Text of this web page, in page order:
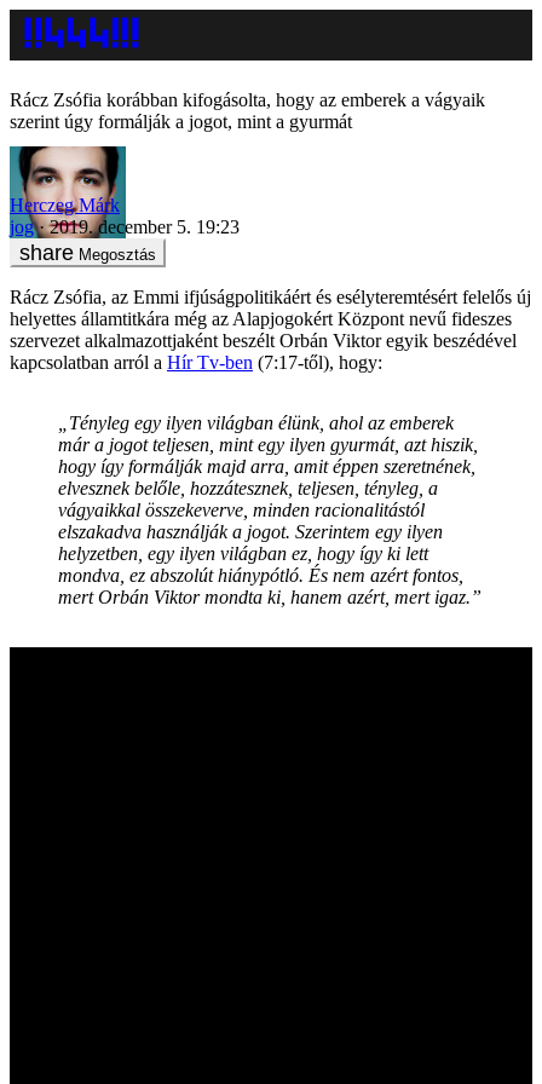
Rácz Zsófia korábban kifogásolta, hogy az emberek a vágyaik
szerint úgy formálják a jogot, mint a gyurmát
Herczeg Márk
jog
2019. december 5. 19:23
Megosztás
Rácz Zsófia, az Emmi ifjúságpolitikáért és esélyteremtésért felelős új
helyettes államtitkára még az Alapjogokért Központ nevű fideszes
szervezet alkalmazottjaként beszélt Orbán Viktor egyik beszédével
kapcsolatban arról a Hír Tv-ben (7:17-től), hogy:
„Tényleg egy ilyen világban élünk, ahol az emberek
már a jogot teljesen, mint egy ilyen gyurmát, azt hiszik,
hogy így formálják majd arra, amit éppen szeretnének,
elvesznek belőle, hozzátesznek, teljesen, tényleg, a
vágyaikkal összekeverve, minden racionalitástól
elszakadva használják a jogot. Szerintem egy ilyen
helyzetben, egy ilyen világban ez, hogy így ki lett
mondva, ez abszolút hiánypótló. És nem azért fontos,
mert Orbán Viktor mondta ki, hanem azért, mert igaz.”